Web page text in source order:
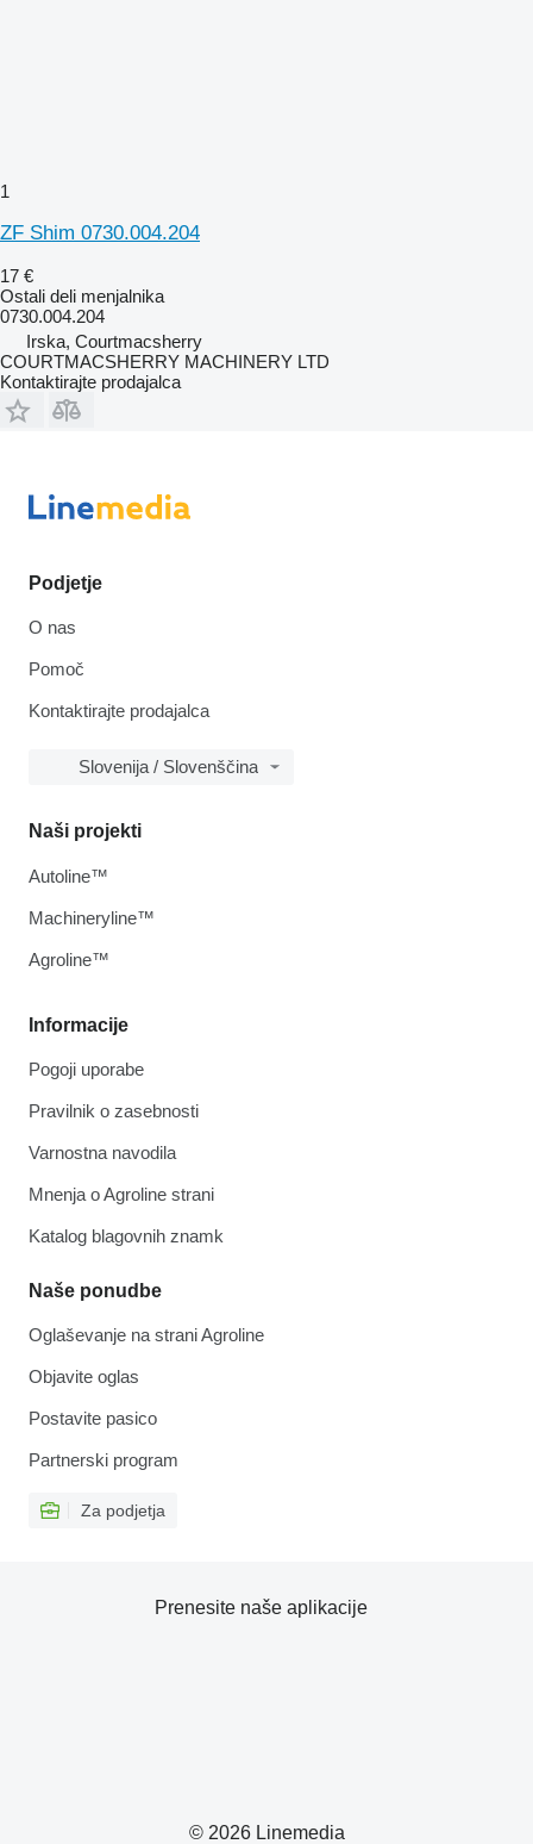
1
ZF Shim 0730.004.204
17 €
Ostali deli menjalnika
0730.004.204
Irska, Courtmacsherry
COURTMACSHERRY MACHINERY LTD
Kontaktirajte prodajalca
Podjetje
O nas
Pomoč
Kontaktirajte prodajalca
Slovenija / Slovenščina
Informacije
Pogoji uporabe
Pravilnik o zasebnosti
Varnostna navodila
Mnenja o Agroline strani
Katalog blagovnih znamk
Naše ponudbe
Oglaševanje na strani Agroline
Objavite oglas
Postavite pasico
Partnerski program
Za podjetja
Naši projekti
Autoline™
Machineryline™
Agroline™
© 2026 Linemedia
Prenesite naše aplikacije